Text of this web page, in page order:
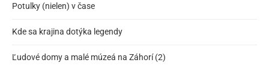
Potulky (nielen) v čase
Kde sa krajina dotýka legendy
Ľudové domy a malé múzeá na Záhorí (2)